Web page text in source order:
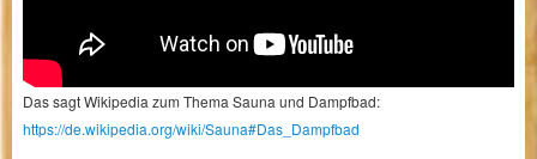
Das sagt Wikipedia zum Thema Sauna und Dampfbad:
https://de.wikipedia.org/wiki/Sauna#Das_Dampfbad